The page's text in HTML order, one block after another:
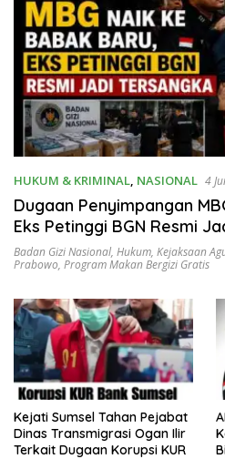
HUKUM & KRIMINAL, NASIONAL 4
Dugaan Penyimpangan
Eks Petinggi BGN Resmi
Badan Gizi Nasional, Hukum, Kejaksaan
Prabowo, Program Makan Bergizi Gratis
Kejati Sumsel Tahan Pejabat
Dinas Transmigrasi Ogan Ilir
Terkait Dugaan Korupsi KUR